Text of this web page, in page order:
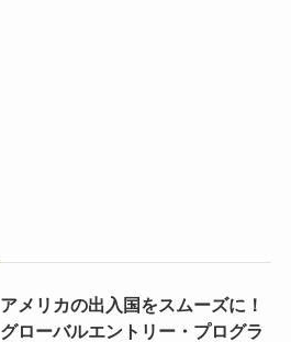
アメリカの出入国をスムーズに！
グローバルエントリー・プログラ